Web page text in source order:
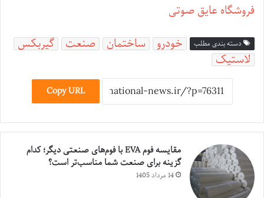
فروشگاه عایق صوتی
دسته بندی مطلب خودرو ساختمان صنعت گیربکس
لاستیک
Copy URL
مقایسه فوم EVA با فوم‌های صنعتی دیگر؛ کدام
گزینه برای صنعت شما مناسب‌تر است؟
14 مرداد 1405